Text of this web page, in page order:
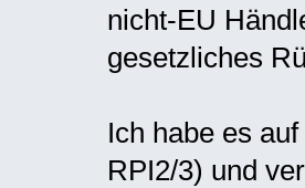
nicht-EU
gesetzliches
Ich habe es
RPI2/3) und